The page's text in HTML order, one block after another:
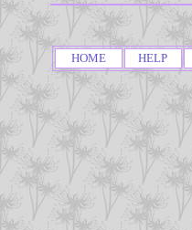
HOME HELP